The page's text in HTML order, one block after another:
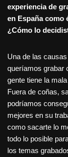
experiencia de
en España como
¿Cómo lo
Una de las
queríamos grabar
gente tiene la
Fuera de coñas,
podríamos
mejores en su
como sacarte lo
todo lo posible
los temas